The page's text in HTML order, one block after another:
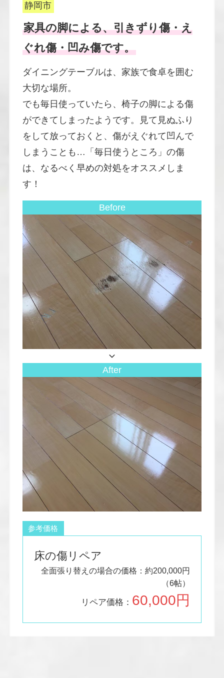
静岡市
家具の脚による、引きずり傷・え
ぐれ傷・凹み傷です。
ダイニングテーブルは、家族で食卓を囲む
大切な場所。
でも毎日使っていたら、椅子の脚による傷
ができてしまったようです。見て見ぬふり
をして放っておくと、傷がえぐれて凹んで
しまうことも…「毎日使うところ」の傷
は、なるべく早めの対処をオススメしま
す！
Before
After
参考価格
床の傷リペア
全面張り替えの場合の価格：約200,000円
（6帖）
リペア価格： 60,000円